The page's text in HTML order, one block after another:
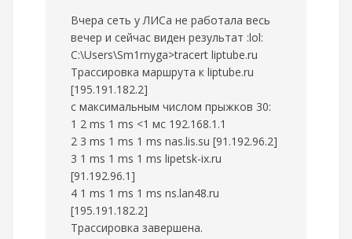
Вчера сеть у ЛИСа не работала весь
вечер и сейчас виден результат :lol:
C:\Users\Sm1rnyga>tracert liptube.ru
Трассировка маршрута к liptube.ru
[195.191.182.2]
с максимальным числом прыжков 30:
1 2 ms 1 ms <1 мс 192.168.1.1
2 3 ms 1 ms 1 ms nas.lis.su [91.192.96.2]
3 1 ms 1 ms 1 ms lipetsk-ix.ru
[91.192.96.1]
4 1 ms 1 ms 1 ms ns.lan48.ru
[195.191.182.2]
Трассировка завершена.